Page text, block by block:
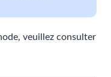
veuillez consulter